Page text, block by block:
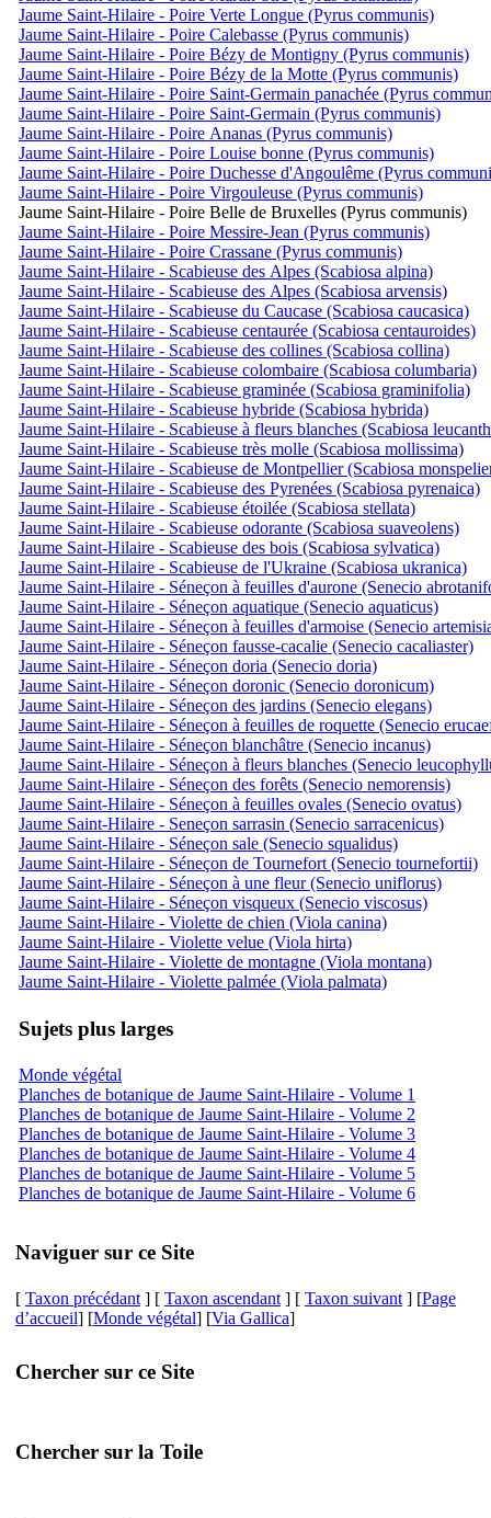
Jaume Saint-Hilaire - Poire Verte Longue (Pyrus communis)
Jaume Saint-Hilaire - Poire Calebasse (Pyrus communis)
Jaume Saint-Hilaire - Poire Bézy de Montigny (Pyrus communis)
Jaume Saint-Hilaire - Poire Bézy de la Motte (Pyrus communis)
Jaume Saint-Hilaire - Poire Saint-Germain panachée (Pyrus
Jaume Saint-Hilaire - Poire Saint-Germain (Pyrus communis)
Jaume Saint-Hilaire - Poire Ananas (Pyrus communis)
Jaume Saint-Hilaire - Poire Louise bonne (Pyrus communis)
Jaume Saint-Hilaire - Poire Duchesse d'Angoulême (Pyrus
Jaume Saint-Hilaire - Poire Virgouleuse (Pyrus communis)
Jaume Saint-Hilaire - Poire Belle de Bruxelles (Pyrus communis)
Jaume Saint-Hilaire - Poire Messire-Jean (Pyrus communis)
Jaume Saint-Hilaire - Poire Crassane (Pyrus communis)
Jaume Saint-Hilaire - Scabieuse des Alpes (Scabiosa alpina)
Jaume Saint-Hilaire - Scabieuse des Alpes (Scabiosa arvensis)
Jaume Saint-Hilaire - Scabieuse du Caucase (Scabiosa caucasica)
Jaume Saint-Hilaire - Scabieuse centaurée (Scabiosa centauroides)
Jaume Saint-Hilaire - Scabieuse des collines (Scabiosa collina)
Jaume Saint-Hilaire - Scabieuse colombaire (Scabiosa columbaria)
Jaume Saint-Hilaire - Scabieuse graminée (Scabiosa graminifolia)
Jaume Saint-Hilaire - Scabieuse hybride (Scabiosa hybrida)
Jaume Saint-Hilaire - Scabieuse à fleurs blanches (Scabiosa
Jaume Saint-Hilaire - Scabieuse très molle (Scabiosa mollissima)
Jaume Saint-Hilaire - Scabieuse de Montpellier (Scabiosa
Jaume Saint-Hilaire - Scabieuse des Pyrenées (Scabiosa pyrenaica)
Jaume Saint-Hilaire - Scabieuse étoilée (Scabiosa stellata)
Jaume Saint-Hilaire - Scabieuse odorante (Scabiosa suaveolens)
Jaume Saint-Hilaire - Scabieuse des bois (Scabiosa sylvatica)
Jaume Saint-Hilaire - Scabieuse de l'Ukraine (Scabiosa ukranica)
Jaume Saint-Hilaire - Séneçon à feuilles d'aurone (Senecio
Jaume Saint-Hilaire - Séneçon aquatique (Senecio aquaticus)
Jaume Saint-Hilaire - Séneçon à feuilles d'armoise (Senecio
Jaume Saint-Hilaire - Séneçon fausse-cacalie (Senecio cacaliaster)
Jaume Saint-Hilaire - Séneçon doria (Senecio doria)
Jaume Saint-Hilaire - Séneçon doronic (Senecio doronicum)
Jaume Saint-Hilaire - Séneçon des jardins (Senecio elegans)
Jaume Saint-Hilaire - Séneçon à feuilles de roquette (Senecio
Jaume Saint-Hilaire - Séneçon blanchâtre (Senecio incanus)
Jaume Saint-Hilaire - Séneçon à fleurs blanches (Senecio
Jaume Saint-Hilaire - Séneçon des forêts (Senecio nemorensis)
Jaume Saint-Hilaire - Séneçon à feuilles ovales (Senecio ovatus)
Jaume Saint-Hilaire - Seneçon sarrasin (Senecio sarracenicus)
Jaume Saint-Hilaire - Séneçon sale (Senecio squalidus)
Jaume Saint-Hilaire - Séneçon de Tournefort (Senecio tournefortii)
Jaume Saint-Hilaire - Séneçon à une fleur (Senecio uniflorus)
Jaume Saint-Hilaire - Séneçon visqueux (Senecio viscosus)
Jaume Saint-Hilaire - Violette de chien (Viola canina)
Jaume Saint-Hilaire - Violette velue (Viola hirta)
Jaume Saint-Hilaire - Violette de montagne (Viola montana)
Jaume Saint-Hilaire - Violette palmée (Viola palmata)
Sujets plus larges
Monde végétal
Planches de botanique de Jaume Saint-Hilaire - Volume 1
Planches de botanique de Jaume Saint-Hilaire - Volume 2
Planches de botanique de Jaume Saint-Hilaire - Volume 3
Planches de botanique de Jaume Saint-Hilaire - Volume 4
Planches de botanique de Jaume Saint-Hilaire - Volume 5
Planches de botanique de Jaume Saint-Hilaire - Volume 6
Naviguer sur ce Site
[ Taxon précédant ] [ Taxon ascendant ] [ Taxon suivant ] [Page
d’accueil] [Monde végétal] [Via Gallica]
Chercher sur ce Site
Chercher sur la Toile